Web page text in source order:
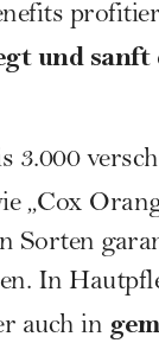
und sanft
3.000
„Cox
Sorten
In
auch in